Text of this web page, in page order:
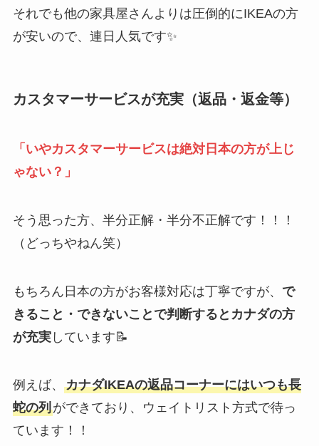
それでも他の家具屋さんよりは圧倒的にIKEAの方
が安いので、連日人気です✨
カスタマーサービスが充実（返品・返金等）
「いやカスタマーサービスは絶対日本の方が上じ
ゃない？」
そう思った方、半分正解・半分不正解です！！！
（どっちやねん笑）
もちろん日本の方がお客様対応は丁寧ですが、 で
きること・できないことで判断するとカナダの方
が充実しています📝
例えば、 カナダIKEAの返品コーナーにはいつも長
蛇の列ができており、ウェイトリスト方式で待っ
ています！！